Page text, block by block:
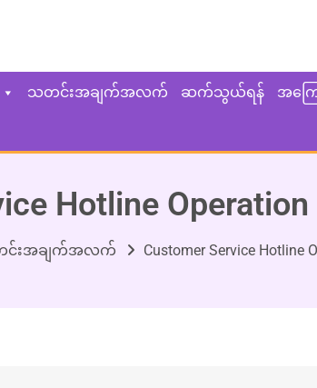
သတင်းအချက်အလက် ဆက်သွယ်ရန် အကြ
Hotline
းအချက်အလက် Customer Service Hotline